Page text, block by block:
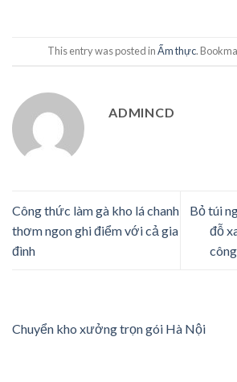
This entry was posted inẨm thực.
ADMINCD
Công thức làm gà kho lá chanh
thơm ngon ghi điểm với cả gia
đình
Bỏ túi
đỗ
Chuyển kho xưởng trọn gói Hà Nội